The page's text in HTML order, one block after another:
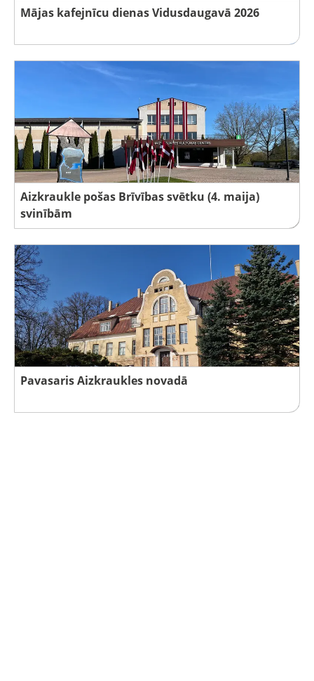
Mājas kafejnīcu dienas Vidusdaugavā 2026
Aizkraukle pošas Brīvības svētku (4. maija)
svinībām
Pavasaris Aizkraukles novadā